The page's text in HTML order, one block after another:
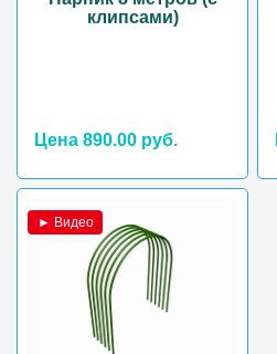
клипсами)
Цена 890.00 руб.
► Видео